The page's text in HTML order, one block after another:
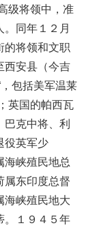
级将领中，准
同年１２月
的将领和文职
西安县（今吉
包括美军温莱
英国的帕西瓦
克中将、利
役英军少
海峡殖民地总
属东印度总督
海峡殖民地大
。１９４５年